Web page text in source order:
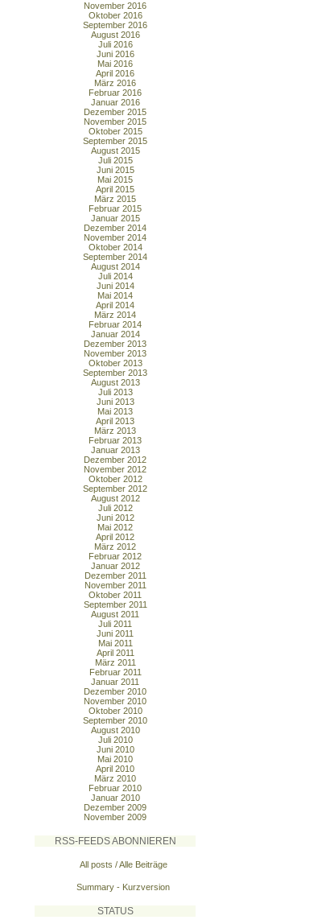
November 2016
Oktober 2016
September 2016
August 2016
Juli 2016
Juni 2016
Mai 2016
April 2016
März 2016
Februar 2016
Januar 2016
Dezember 2015
November 2015
Oktober 2015
September 2015
August 2015
Juli 2015
Juni 2015
Mai 2015
April 2015
März 2015
Februar 2015
Januar 2015
Dezember 2014
November 2014
Oktober 2014
September 2014
August 2014
Juli 2014
Juni 2014
Mai 2014
April 2014
März 2014
Februar 2014
Januar 2014
Dezember 2013
November 2013
Oktober 2013
September 2013
August 2013
Juli 2013
Juni 2013
Mai 2013
April 2013
März 2013
Februar 2013
Januar 2013
Dezember 2012
November 2012
Oktober 2012
September 2012
August 2012
Juli 2012
Juni 2012
Mai 2012
April 2012
März 2012
Februar 2012
Januar 2012
Dezember 2011
November 2011
Oktober 2011
September 2011
August 2011
Juli 2011
Juni 2011
Mai 2011
April 2011
März 2011
Februar 2011
Januar 2011
Dezember 2010
November 2010
Oktober 2010
September 2010
August 2010
Juli 2010
Juni 2010
Mai 2010
April 2010
März 2010
Februar 2010
Januar 2010
Dezember 2009
November 2009
RSS-FEEDS ABONNIEREN
All posts / Alle Beiträge
Summary - Kurzversion
STATUS